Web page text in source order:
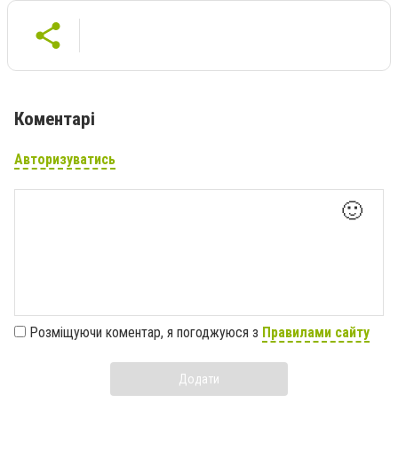
Коментарі
Авторизуватись
🙂
Розміщуючи коментар, я погоджуюся з Правилами сайту
Додати